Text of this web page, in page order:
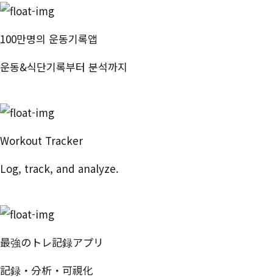
100만명의 운동기록앱
운동&식단기록부터 분석까지
Workout Tracker
Log, track, and analyze.
最強のトレ記録アプリ
記録・分析・可視化